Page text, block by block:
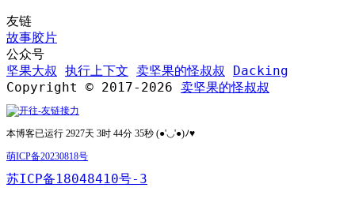
友链
故事胶片
公众号
坚果大叔 执行上下文 卖坚果的怪叔叔
Dacking
Copyright © 2017-2026 卖坚果的怪叔叔
本博客已运行 2927天 3时 44分 35秒 (●'◡'●)ﾉ♥
萌ICP备20230818号
苏ICP备18048410号-3